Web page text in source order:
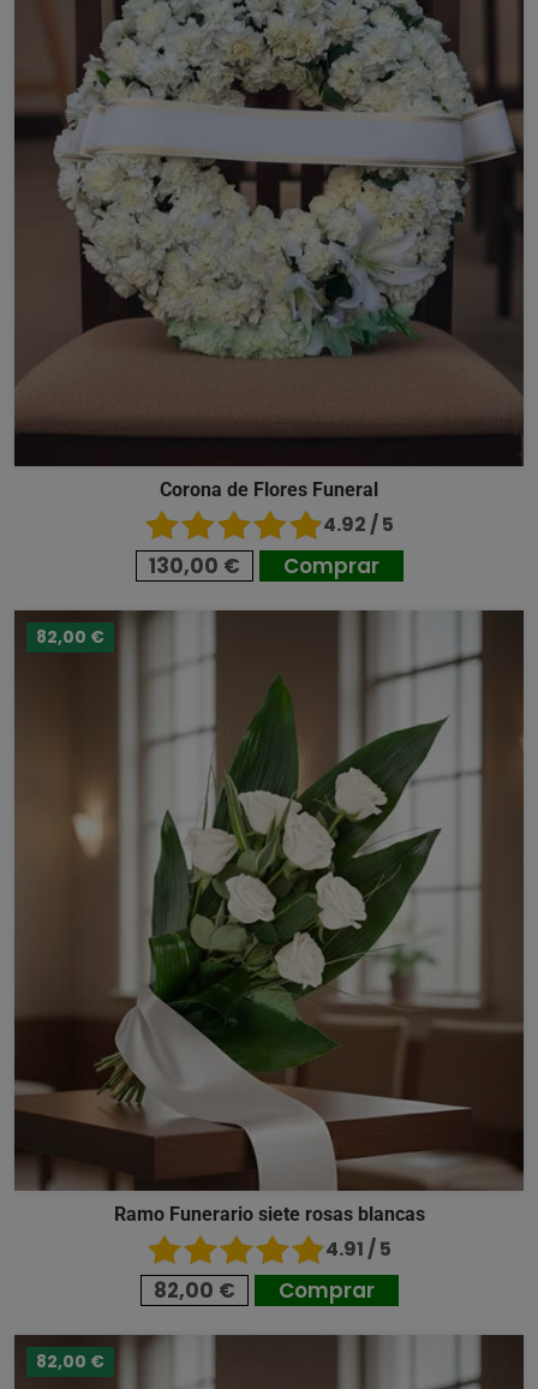
Corona de Flores Funeral
4.92 / 5
130,00 € Comprar
82,00 €
Ramo Funerario siete rosas blancas
4.91 / 5
82,00 € Comprar
82,00 €